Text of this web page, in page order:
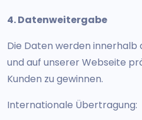
4. Datenweitergabe
Die Daten werden
und auf unserer Webseite
Kunden zu gewinnen.
Internationale Übertragung: